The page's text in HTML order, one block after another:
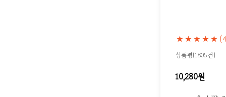
★★★★★
상품평(1805건)
10,280원